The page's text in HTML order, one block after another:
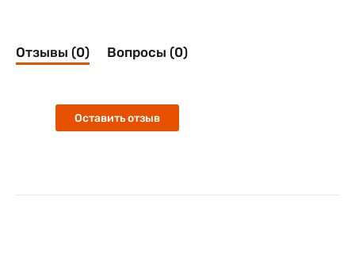
Отзывы (0) Вопросы (0)
Оставить отзыв